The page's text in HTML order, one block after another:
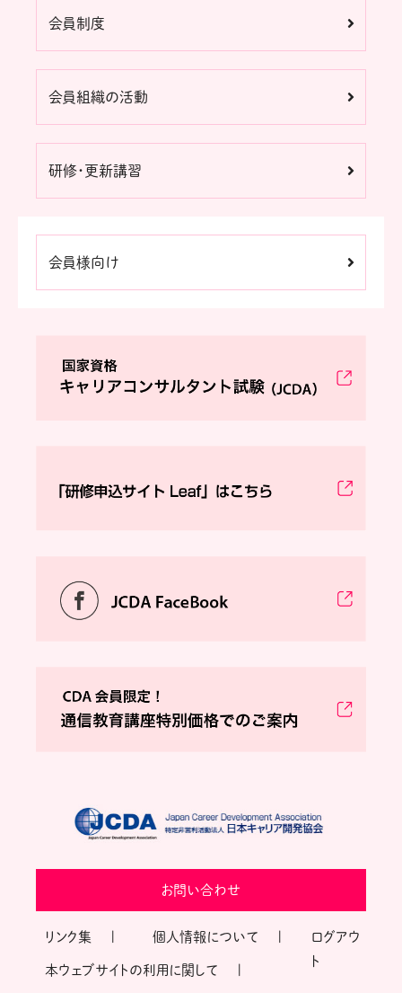
会員制度
会員組織の活動
研修・更新講習
会員様向け
お問い合わせ
リンク集 個人情報について
本ウェブサイトの利用に関して
ログアウ
ト